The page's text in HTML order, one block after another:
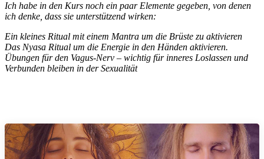
Ich habe in den Kurs noch ein paar Elemente gegeben, von denen
ich denke, dass sie unterstützend wirken:
Ein kleines Ritual mit einem Mantra um die Brüste zu aktivieren
Das Nyasa Ritual um die Energie in den Händen aktivieren.
Übungen für den Vagus-Nerv – wichtig für inneres Loslassen und
Verbunden bleiben in der Sexualität